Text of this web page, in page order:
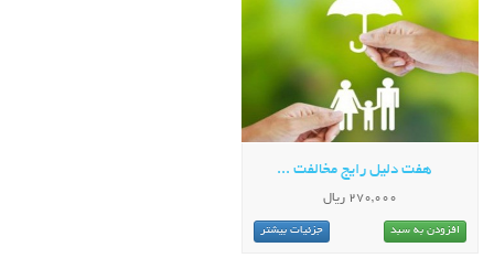
هفت دلیل رایج مخالفت ...
270,000 ریال
افزودن به سبد جزئیات بیشتر